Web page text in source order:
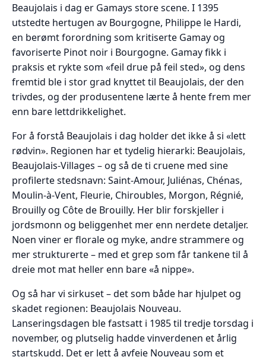
Beaujolais i dag er Gamays store scene. I 1395
utstedte hertugen av Bourgogne, Philippe le Hardi,
en berømt forordning som kritiserte Gamay og
favoriserte Pinot noir i Bourgogne. Gamay fikk i
praksis et rykte som «feil drue på feil sted», og dens
fremtid ble i stor grad knyttet til Beaujolais, der den
trivdes, og der produsentene lærte å hente frem mer
enn bare lettdrikkelighet.
For å forstå Beaujolais i dag holder det ikke å si «lett
rødvin». Regionen har et tydelig hierarki: Beaujolais,
Beaujolais-Villages – og så de ti cruene med sine
profilerte stedsnavn: Saint-Amour, Juliénas, Chénas,
Moulin-à-Vent, Fleurie, Chiroubles, Morgon, Régnié,
Brouilly og Côte de Brouilly. Her blir forskjeller i
jordsmonn og beliggenhet mer enn nerdete detaljer.
Noen viner er florale og myke, andre strammere og
mer strukturerte – med et grep som får tankene til å
dreie mot mat heller enn bare «å nippe».
Og så har vi sirkuset – det som både har hjulpet og
skadet regionen: Beaujolais Nouveau.
Lanseringsdagen ble fastsatt i 1985 til tredje torsdag i
november, og plutselig hadde vinverdenen et årlig
startskudd. Det er lett å avfeie Nouveau som et